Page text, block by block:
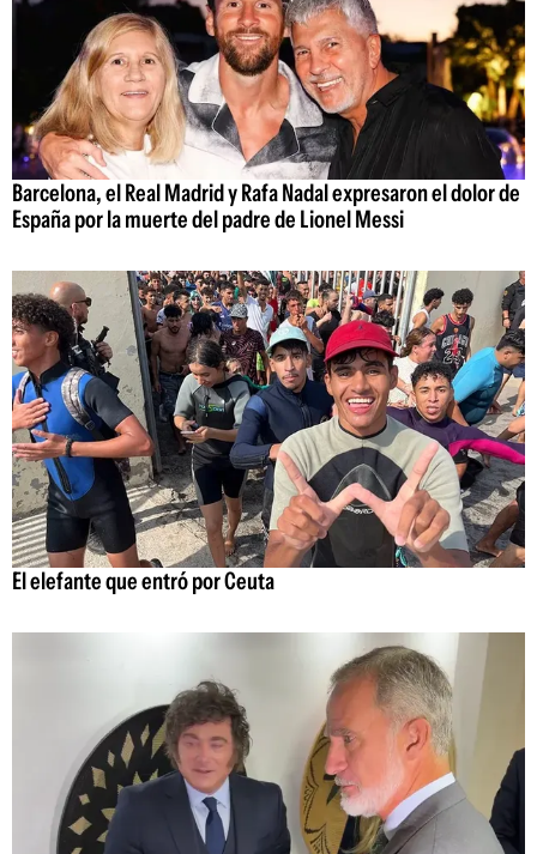
Barcelona, el Real Madrid y Rafa Nadal expresaron el dolor de
España por la muerte del padre de Lionel Messi
El elefante que entró por Ceuta